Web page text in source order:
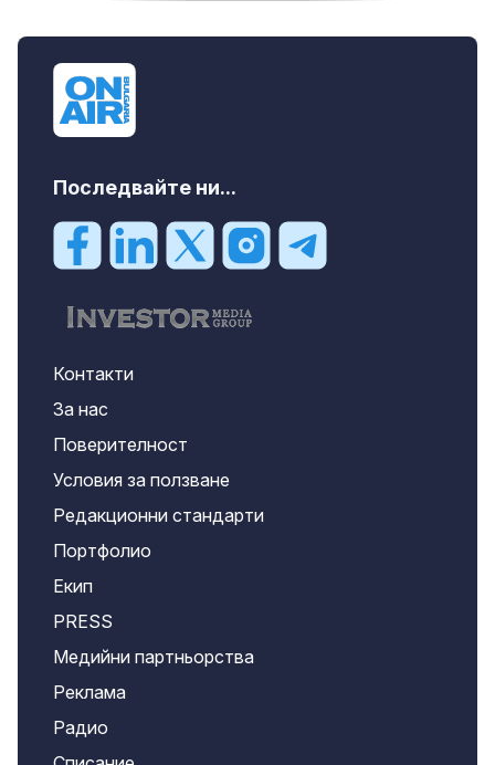
Последвайте ни...
Контакти
За нас
Поверителност
Условия за ползване
Редакционни стандарти
Портфолио
Екип
PRESS
Медийни партньорства
Реклама
Радио